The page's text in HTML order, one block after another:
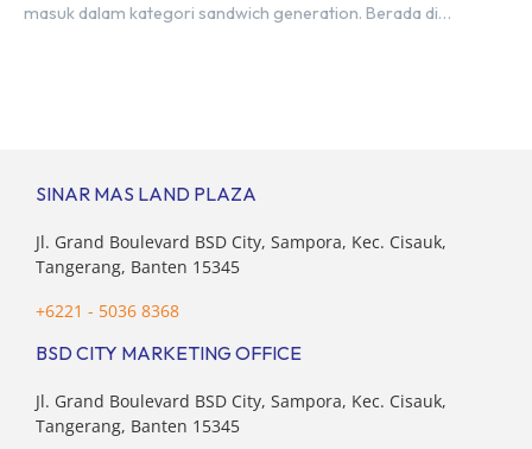
masuk dalam kategori sandwich generation. Berada di
SINAR MAS LAND PLAZA
Jl. Grand Boulevard BSD City, Sampora, Kec. Cisauk,
Tangerang, Banten 15345
+6221 - 5036 8368
BSD CITY MARKETING OFFICE
Jl. Grand Boulevard BSD City, Sampora, Kec. Cisauk,
Tangerang, Banten 15345